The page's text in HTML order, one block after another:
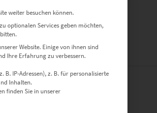
weiter besuchen können.
optionalen Services geben möchten,
Website. Einige von ihnen sind
Ihre Erfahrung zu verbessern.
B. IP-Adressen), z. B. für personalisierte
Inhalten.
finden Sie in unserer